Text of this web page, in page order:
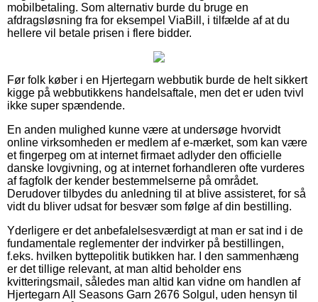
mobilbetaling. Som alternativ burde du bruge en
afdragsløsning fra for eksempel ViaBill, i tilfælde af at du
hellere vil betale prisen i flere bidder.
Før folk køber i en Hjertegarn webbutik burde de helt sikkert
kigge på webbutikkens handelsaftale, men det er uden tvivl
ikke super spændende.
En anden mulighed kunne være at undersøge hvorvidt
online virksomheden er medlem af e-mærket, som kan være
et fingerpeg om at internet firmaet adlyder den officielle
danske lovgivning, og at internet forhandleren ofte vurderes
af fagfolk der kender bestemmelserne på området.
Derudover tilbydes du anledning til at blive assisteret, for så
vidt du bliver udsat for besvær som følge af din bestilling.
Yderligere er det anbefalelsesværdigt at man er sat ind i de
fundamentale reglementer der indvirker på bestillingen,
f.eks. hvilken byttepolitik butikken har. I den sammenhæng
er det tillige relevant, at man altid beholder ens
kvitteringsmail, således man altid kan vidne om handlen af
Hjertegarn All Seasons Garn 2676 Solgul, uden hensyn til